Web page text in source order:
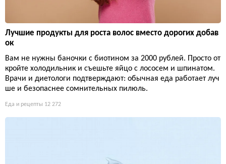
Лучшие продукты для роста волос вместо дорогих добав
ок
Вам не нужны баночки с биотином за 2000 рублей. Просто от
кройте холодильник и съешьте яйцо с лососем и шпинатом.
Врачи и диетологи подтверждают: обычная еда работает луч
ше и безопаснее сомнительных пилюль.
Еда и рецепты 12 272